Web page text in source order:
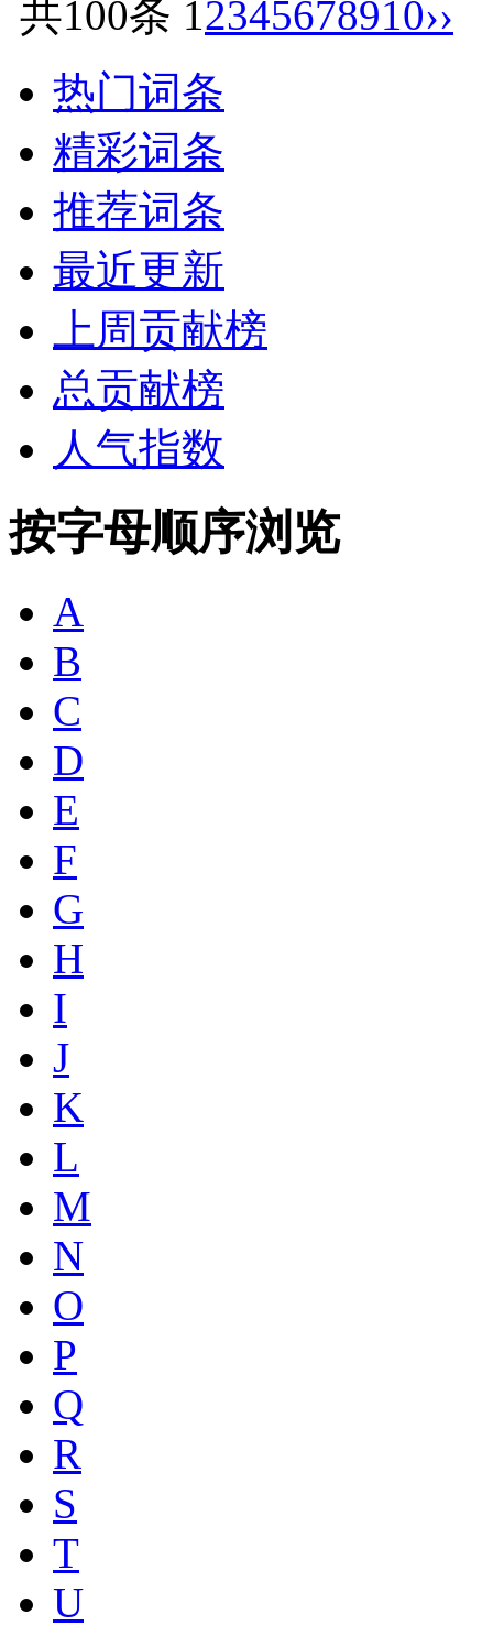
共100条 12345678910››
热门词条
精彩词条
推荐词条
最近更新
上周贡献榜
总贡献榜
人气指数
按字母顺序浏览
A
B
C
D
E
F
G
H
I
J
K
L
M
N
O
P
Q
R
S
T
U